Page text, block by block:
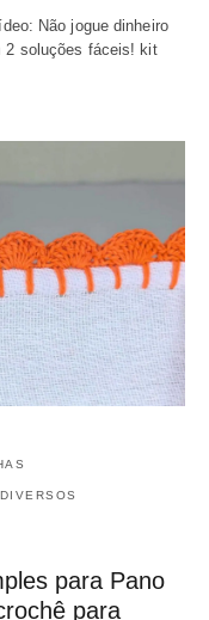
Não jogue dinheiro
2 soluções fáceis! kit
para Pano
para